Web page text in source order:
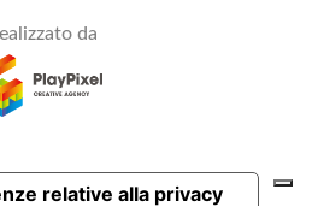
da
relative alla privacy